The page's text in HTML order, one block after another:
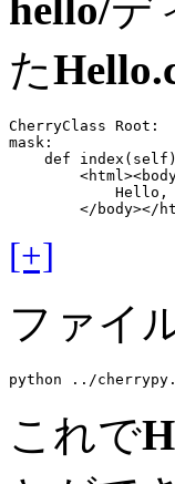
hello/デ
た
CherryClass Root:
mask:
def
Hello,
[+]
ファイ
これで